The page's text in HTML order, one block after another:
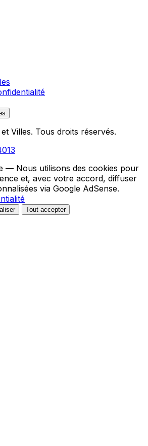
Villes. Tous droits réservés.
— Nous utilisons des cookies pour
et, avec votre accord, diffuser
via Google AdSense.
Tout accepter